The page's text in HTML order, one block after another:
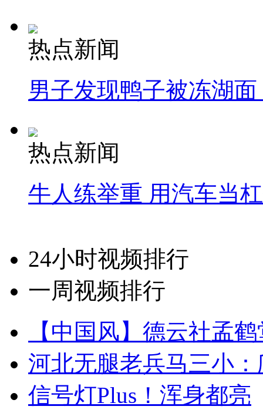
热点新闻
男子发现鸭子被冻湖
热点新闻
牛人练举重 用汽车当
24小时视频排行
一周视频排行
【中国风】德云社孟
河北无腿老兵马三小
信号灯Plus！浑身都亮